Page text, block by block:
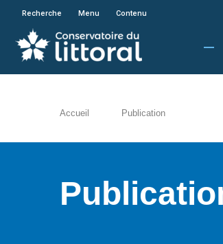
En poursuivant votre
Recherche Menu Contenu
Accueil Publication